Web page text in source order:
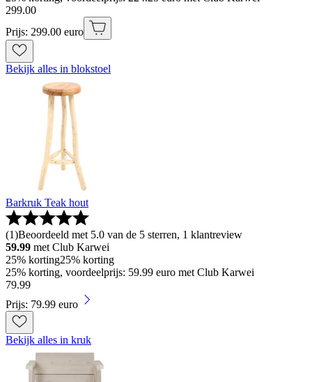
299.00
Prijs: 299.00 euro
Bekijk alles in blokstoel
Barkruk Teak hout
(1)Beoordeeld met 5.0 van de 5 sterren, 1 klantreview
59.99 met Club Karwei
25% korting25% korting
25% korting, voordeelprijs: 59.99 euro met Club Karwei
79.99
Prijs: 79.99 euro
Bekijk alles in kruk